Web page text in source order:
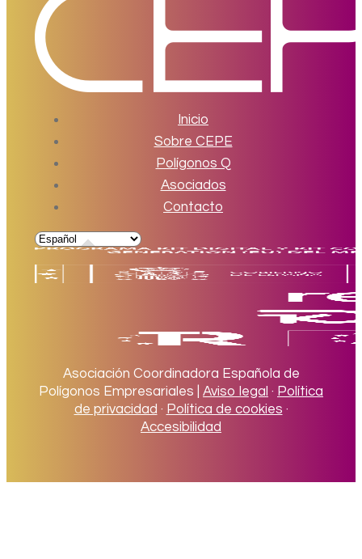
Inicio
Sobre CEPE
Polígonos Q
Asociados
Contacto
Asociación Coordinadora Española de
Polígonos Empresariales | Aviso legal · Política
de privacidad · Política de cookies ·
Accesibilidad